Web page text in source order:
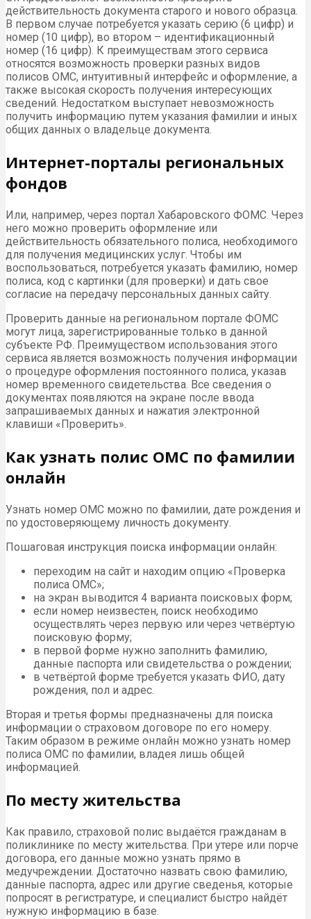
действительность документа старого и нового образца.
В первом случае потребуется указать серию (6 цифр) и
номер (10 цифр), во втором – идентификационный
номер (16 цифр). К преимуществам этого сервиса
относятся возможность проверки разных видов
полисов ОМС, интуитивный интерфейс и оформление, а
также высокая скорость получения интересующих
сведений. Недостатком выступает невозможность
получить информацию путем указания фамилии и иных
общих данных о владельце документа.
Интернет-порталы региональных
фондов
Или, например, через портал Хабаровского ФОМС. Через
него можно проверить оформление или
действительность обязательного полиса, необходимого
для получения медицинских услуг. Чтобы им
воспользоваться, потребуется указать фамилию, номер
полиса, код с картинки (для проверки) и дать свое
согласие на передачу персональных данных сайту.
Проверить данные на региональном портале ФОМС
могут лица, зарегистрированные только в данной
субъекте РФ. Преимуществом использования этого
сервиса является возможность получения информации
о процедуре оформления постоянного полиса, указав
номер временного свидетельства. Все сведения о
документах появляются на экране после ввода
запрашиваемых данных и нажатия электронной
клавиши «Проверить».
Как узнать полис ОМС по фамилии
онлайн
Узнать номер ОМС можно по фамилии, дате рождения и
по удостоверяющему личность документу.
Пошаговая инструкция поиска информации онлайн:
переходим на сайт и находим опцию «Проверка
полиса ОМС»;
на экран выводится 4 варианта поисковых форм;
если номер неизвестен, поиск необходимо
осуществлять через первую или через четвёртую
поисковую форму;
в первой форме нужно заполнить фамилию,
данные паспорта или свидетельства о рождении;
в четвёртой форме требуется указать ФИО, дату
рождения, пол и адрес.
Вторая и третья формы предназначены для поиска
информации о страховом договоре по его номеру.
Таким образом в режиме онлайн можно узнать номер
полиса ОМС по фамилии, владея лишь общей
информацией.
По месту жительства
Как правило, страховой полис выдаётся гражданам в
поликлинике по месту жительства. При утере или порче
договора, его данные можно узнать прямо в
медучреждении. Достаточно назвать свою фамилию,
данные паспорта, адрес или другие сведенья, которые
попросят в регистратуре, и специалист быстро найдёт
нужную информацию в базе.